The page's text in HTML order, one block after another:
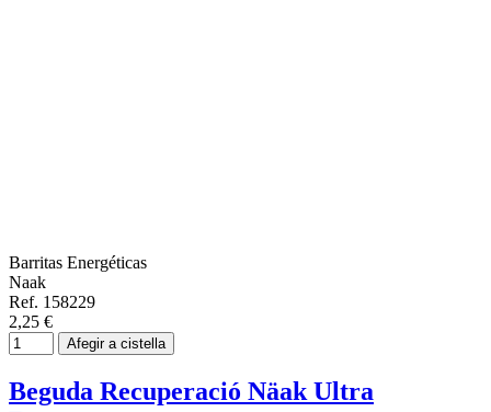
Barritas Energéticas
Naak
Ref. 158229
2,25 €
Afegir a cistella
Beguda Recuperació Näak Ultra